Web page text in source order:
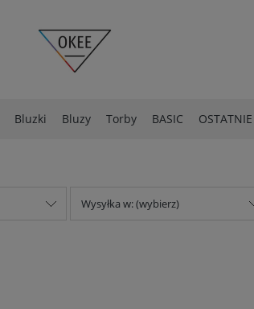
Bluzki Bluzy Torby BASIC
Wysyłka w: (wybierz)